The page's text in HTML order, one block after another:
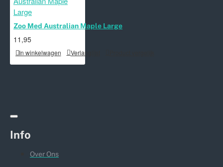
Zoo Med Australian Maple Large
11,95
In winkelwagen Verlanglijst
Info
Over Ons